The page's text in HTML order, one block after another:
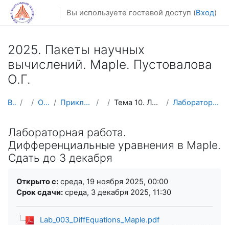
Перейти к основному содержанию
Вы используете гостевой доступ (Вход)
2025. Пакеты научных
вычислений. Maple. Пустовалова
О.Г.
В начало Курсы Осенний семестр Прикладная математика и информатика Maple Тема 10. Лабораторная работа. Дифференциальные ура... Лабораторная работа. Дифференциальные уравнения в ...
Лабораторная работа.
Дифференциальные уравнения в Maple.
Сдать до 3 декабря
Открыто с: среда, 19 ноября 2025, 00:00
Срок сдачи: среда, 3 декабря 2025, 11:30
Lab_003_DiffEquations_Maple.pdf